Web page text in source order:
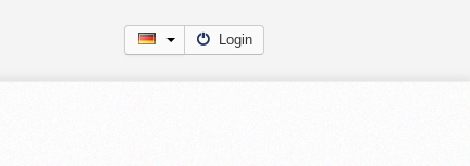
Login